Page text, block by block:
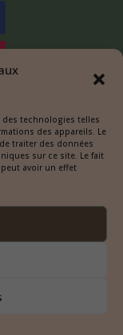
technologies telles
des appareils. Le
traiter des données
sur ce site. Le fait
avoir un effet